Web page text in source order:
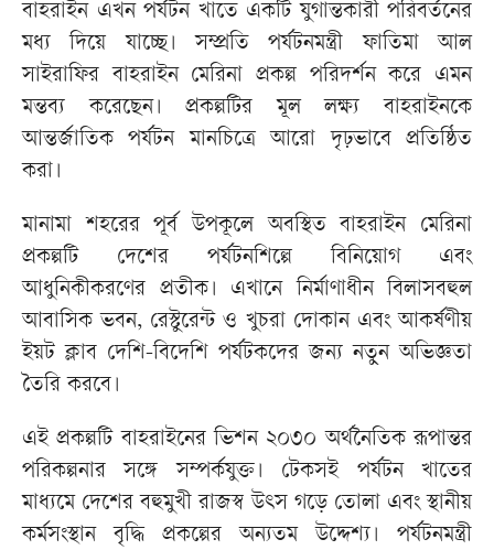
বাহরাইন এখন পর্যটন খাতে একটি যুগান্তকারী পরিবর্তনের
মধ্য দিয়ে যাচ্ছে। সম্প্রতি পর্যটনমন্ত্রী ফাতিমা আল
সাইরাফির বাহরাইন মেরিনা প্রকল্প পরিদর্শন করে এমন
মন্তব্য করেছেন। প্রকল্পটির মূল লক্ষ্য বাহরাইনকে
আন্তর্জাতিক পর্যটন মানচিত্রে আরো দৃঢ়ভাবে প্রতিষ্ঠিত
করা।
মানামা শহরের পূর্ব উপকূলে অবস্থিত বাহরাইন মেরিনা
প্রকল্পটি দেশের পর্যটনশিল্পে বিনিয়োগ এবং
আধুনিকীকরণের প্রতীক। এখানে নির্মাণাধীন বিলাসবহুল
আবাসিক ভবন, রেস্টুরেন্ট ও খুচরা দোকান এবং আকর্ষণীয়
ইয়ট ক্লাব দেশি-বিদেশি পর্যটকদের জন্য নতুন অভিজ্ঞতা
তৈরি করবে।
এই প্রকল্পটি বাহরাইনের ভিশন ২০৩০ অর্থনৈতিক রূপান্তর
পরিকল্পনার সঙ্গে সম্পর্কযুক্ত। টেকসই পর্যটন খাতের
মাধ্যমে দেশের বহুমুখী রাজস্ব উৎস গড়ে তোলা এবং স্থানীয়
কর্মসংস্থান বৃদ্ধি প্রকল্পের অন্যতম উদ্দেশ্য। পর্যটনমন্ত্রী